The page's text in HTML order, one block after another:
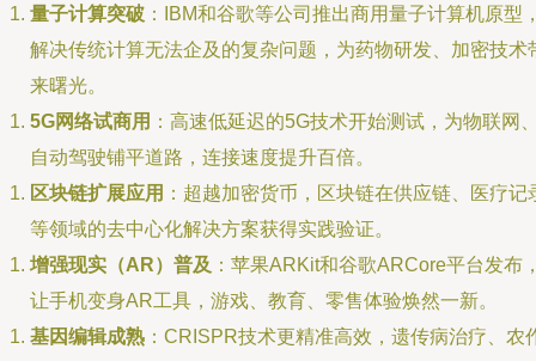
量子计算突破 ：IBM和谷歌等公司推出商用量子计算机原型
解决传统计算无法企及的复杂问题，为药物研发、加密技术
来曙光。
5G网络试商用 ：高速低延迟的5G技术开始测试，为物联网
自动驾驶铺平道路，连接速度提升百倍。
区块链扩展应用 ：超越加密货币，区块链在供应链、医疗记
等领域的去中心化解决方案获得实践验证。
增强现实（AR）普及 ：苹果ARKit和谷歌ARCore平台发布
让手机变身AR工具，游戏、教育、零售体验焕然一新。
基因编辑成熟 ：CRISPR技术更精准高效，遗传病治疗、农